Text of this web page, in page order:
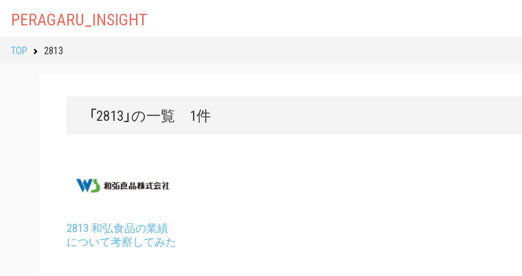
PERAGARU_INSIGHT
TOP 2813
「2813」の一覧 1件
2813 和弘食品の業績
について考察してみた